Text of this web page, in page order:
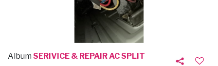
Album SERIVICE & REPAIR AC SPLIT